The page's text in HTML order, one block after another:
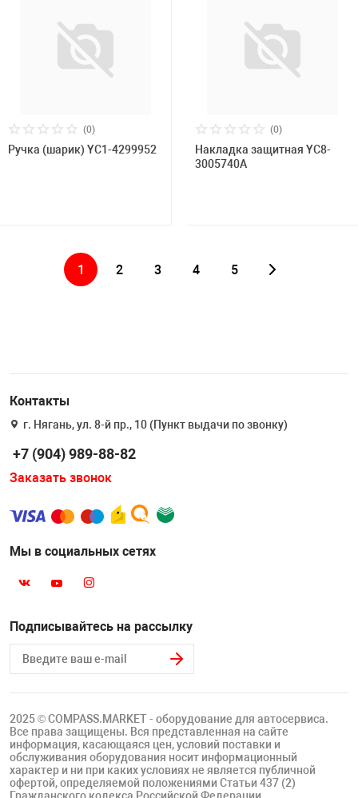
(0)
Ручка (шарик) YC1-4299952
(0)
Накладка защитная YC8-
3005740А
1 2 3 4 5
Контакты
г. Нягань, ул. 8-й пр., 10 (Пункт выдачи по звонку)
+7 (904) 989-88-82
Заказать звонок
Мы в социальных сетях
Подписывайтесь на рассылку
2025 © COMPASS.MARKET - оборудование для автосервиса.
Все права защищены. Вся представленная на сайте
информация, касающаяся цен, условий поставки и
обслуживания оборудования носит информационный
характер и ни при каких условиях не является публичной
офертой, определяемой положениями Статьи 437 (2)